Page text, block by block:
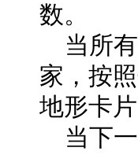
数。
当所有
家，按
地形卡
当下一